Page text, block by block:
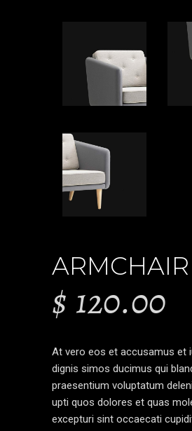
ARMCHAIR
$ 120.00
At vero eos et accusamus et
dignis simos ducimus qui
praesentium voluptatum
upti quos dolores et quas
excepturi sint occaecati